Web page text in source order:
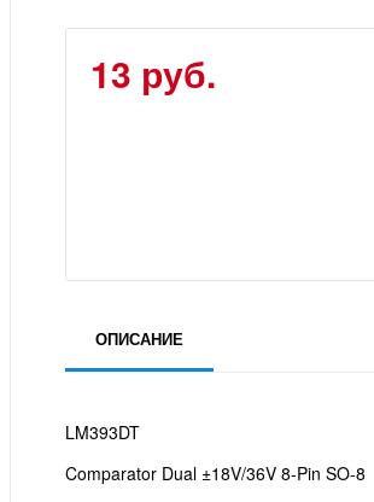
13 руб.
ОПИСАНИЕ
LM393DT
Comparator Dual ±18V/36V 8-Pin SO-8